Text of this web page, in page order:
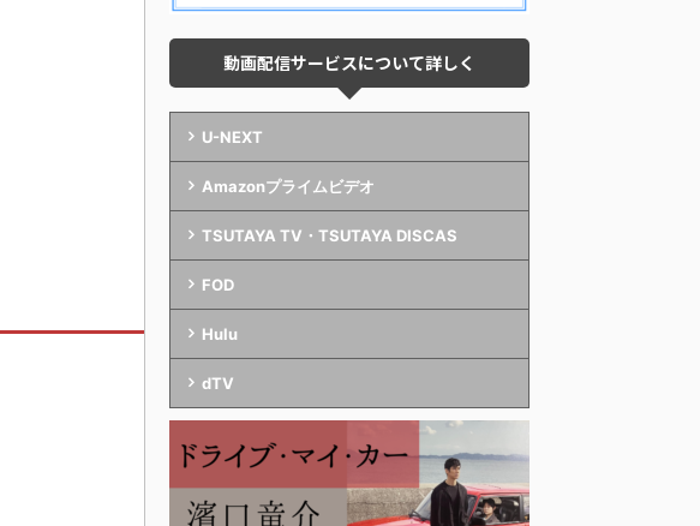
動画配信サービスについて詳しく
U-NEXT
Amazonプライムビデオ
TSUTAYA TV・TSUTAYA DISCAS
FOD
Hulu
dTV